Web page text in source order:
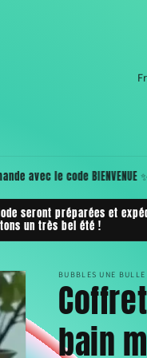
/
r
é
g
i
o
n
votre panier :Bulle de
plus de douceur 🛁
seront préparées et
un très bel été !
BUBBLES UNE BULLE
bain